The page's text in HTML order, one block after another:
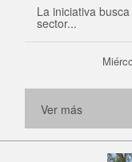
La iniciativa
sector...
Ver más